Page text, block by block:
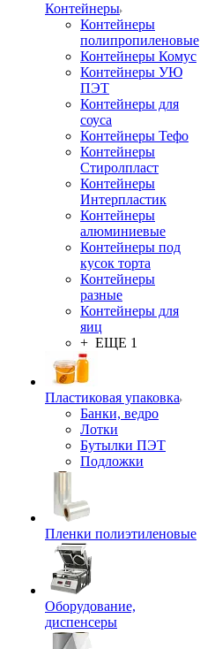
Контейнеры
Контейнеры
полипропиленовые
Контейнеры Комус
Контейнеры УЮ
ПЭТ
Контейнеры для
соуса
Контейнеры Тефо
Контейнеры
Стиролпласт
Контейнеры
Интерпластик
Контейнеры
алюминиевые
Контейнеры под
кусок торта
Контейнеры
разные
Контейнеры для
яиц
+ ЕЩЕ 1
Пластиковая упаковка
Банки, ведро
Лотки
Бутылки ПЭТ
Подложки
Пленки полиэтиленовые
Оборудование,
диспенсеры